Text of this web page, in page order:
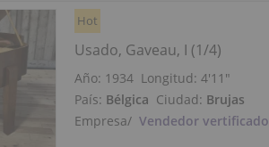
Hot
Usado, Gaveau, I (1/4)
Año: 1934 Longitud:4′11″
País: Bélgica Ciudad: Brujas
Empresa/ Vendedor vertificado